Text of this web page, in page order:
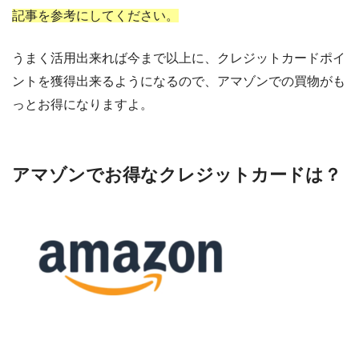
記事を参考にしてください。
うまく活用出来れば今まで以上に、クレジットカードポイ
ントを獲得出来るようになるので、アマゾンでの買物がも
っとお得になりますよ。
アマゾンでお得なクレジットカードは？